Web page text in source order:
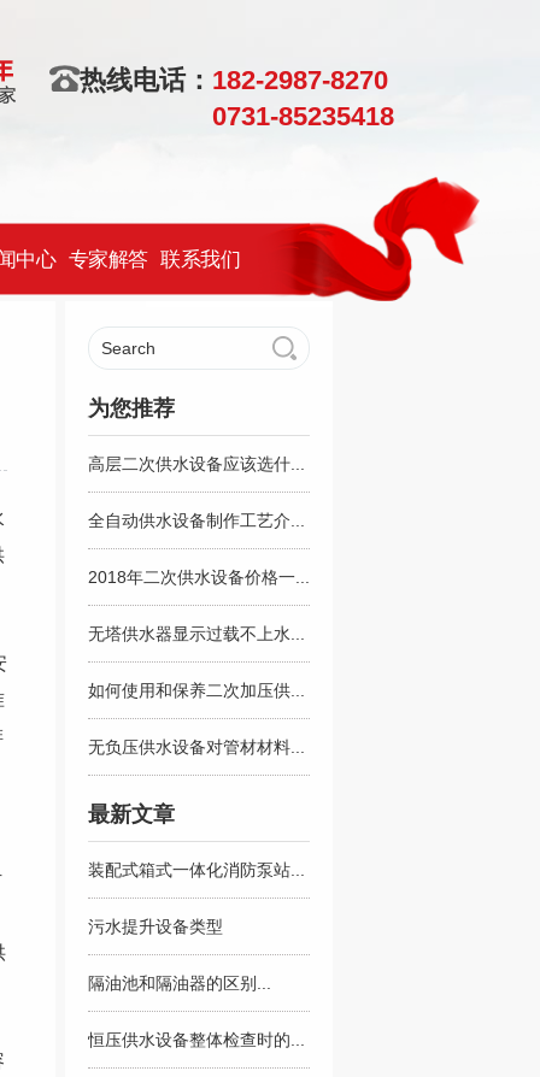
热线电话： 182-2987-8270
0731-85235418
中心 专家解答 联系我们
为您推荐
高层二次供水设备应该选什...
全自动供水设备制作工艺介...
2018年二次供水设备价格一...
无塔供水器显示过载不上水...
如何使用和保养二次加压供...
无负压供水设备对管材材料...
最新文章
装配式箱式一体化消防泵站...
污水提升设备类型
隔油池和隔油器的区别...
恒压供水设备整体检查时的...